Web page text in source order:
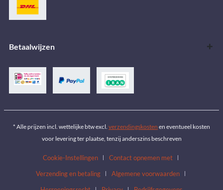
Betaalwijzen
* Alle prijzen incl. wettelijke btw excl. verzendingskosten en eventueel kosten
voor levering ter plaatse, tenzij anderszins beschreven
Cookie-Instellingen
Contact opnemen met
Verzending en betaling
Algemene voorwaarden